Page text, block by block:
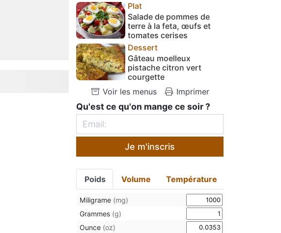
Plat
Salade de pommes de
terre à la feta, œufs et
tomates cerises
Dessert
Gâteau moelleux
pistache citron vert
courgette
Voir les menus
Imprimer
Qu'est ce qu'on mange ce soir ?
Je m'inscris
Poids Volume Température
Miligrame (mg)
Grammes (g)
Ounce (oz)